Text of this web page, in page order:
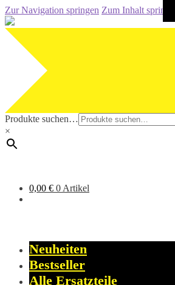
Zur Navigation springen Zum Inhalt springen
Produkte suchen…
×
0,00 € 0 Artikel
Neuheiten
Bestseller
Alle Ersatzteile